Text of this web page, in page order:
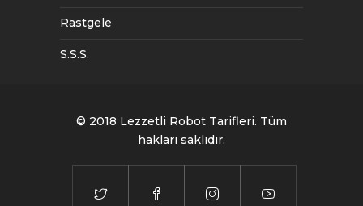
Rastgele
S.S.S.
© 2018 Lezzetli Robot Tarifleri. Tüm
hakları saklıdır.